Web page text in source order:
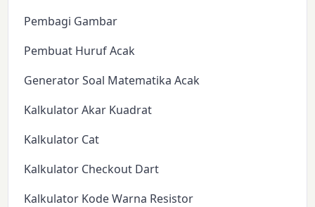
Pembagi Gambar
Pembuat Huruf Acak
Generator Soal Matematika Acak
Kalkulator Akar Kuadrat
Kalkulator Cat
Kalkulator Checkout Dart
Kalkulator Kode Warna Resistor